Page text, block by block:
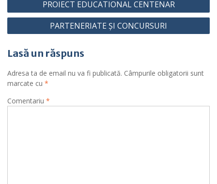
în
PROIECT EDUCATIONAL CENTENAR
PARTENERIATE ȘI CONCURSURI
Lasă un răspuns
Adresa ta de email nu va fi publicată. Câmpurile obligatorii sunt
marcate cu *
Comentariu *